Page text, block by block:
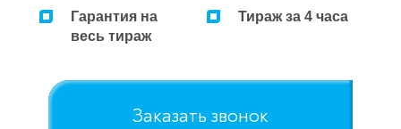
Гарантия на
весь тираж
Тираж за 4 часа
Заказать звонок